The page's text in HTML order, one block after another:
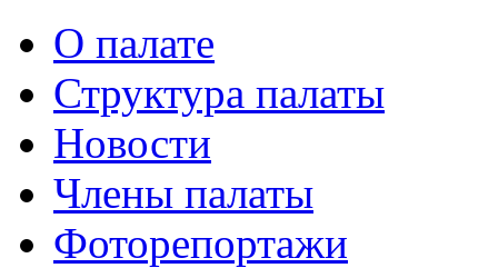
О палате
Структура палаты
Новости
Члены палаты
Фоторепортажи